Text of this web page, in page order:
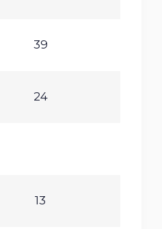
39
24
13